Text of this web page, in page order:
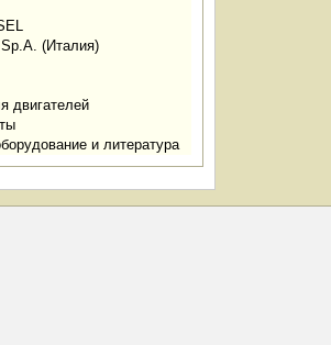
Фирад Firad Sp.A. (Италия)
двигателей
и литература